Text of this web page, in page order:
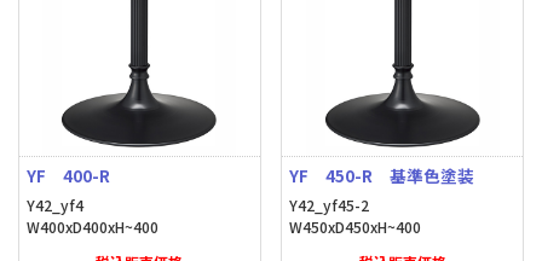
YF 400-R
Y42_yf4
W400xD400xH~400
YF 450-R 基準色塗装
Y42_yf45-2
W450xD450xH~400